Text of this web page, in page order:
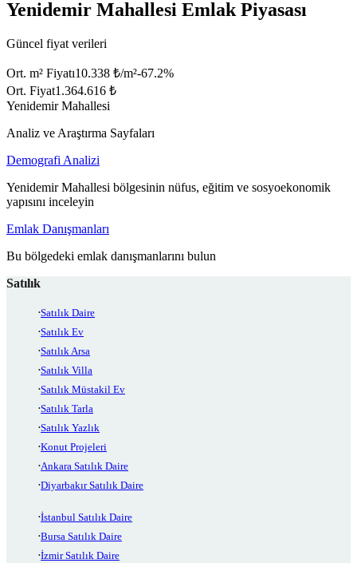
Yenidemir Mahallesi Emlak Piyasası
Güncel fiyat verileri
Ort. m² Fiyatı10.338 ₺/m²-67.2%
Ort. Fiyat1.364.616 ₺
Yenidemir Mahallesi
Analiz ve Araştırma Sayfaları
Demografi Analizi
Yenidemir Mahallesi bölgesinin nüfus, eğitim ve sosyoekonomik
yapısını inceleyin
Emlak Danışmanları
Bu bölgedeki emlak danışmanlarını bulun
Satılık
Satılık Daire
Satılık Ev
Satılık Arsa
Satılık Villa
Satılık Müstakil Ev
Satılık Tarla
Satılık Yazlık
Konut Projeleri
Ankara Satılık Daire
Diyarbakır Satılık Daire
İstanbul Satılık Daire
Bursa Satılık Daire
İzmir Satılık Daire